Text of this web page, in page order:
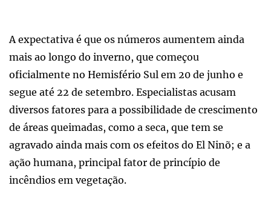
A expectativa é que os números aumentem ainda
mais ao longo do inverno, que começou
oficialmente no Hemisfério Sul em 20 de junho e
segue até 22 de setembro. Especialistas acusam
diversos fatores para a possibilidade de crescimento
de áreas queimadas, como a seca, que tem se
agravado ainda mais com os efeitos do El Ninõ; e a
ação humana, principal fator de princípio de
incêndios em vegetação.